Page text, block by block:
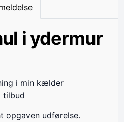
i ydermur
i min kælder
tilbud
opgaven udførelse.